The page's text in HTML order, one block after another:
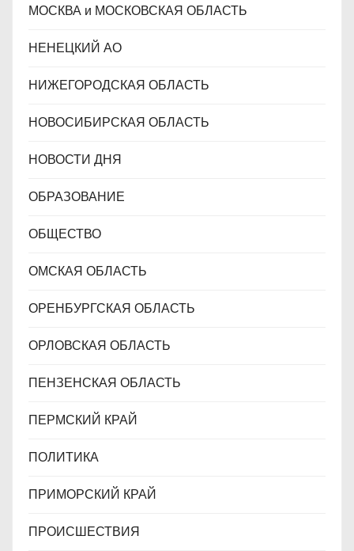
МОСКВА и МОСКОВСКАЯ ОБЛАСТЬ
НЕНЕЦКИЙ АО
НИЖЕГОРОДСКАЯ ОБЛАСТЬ
НОВОСИБИРСКАЯ ОБЛАСТЬ
НОВОСТИ ДНЯ
ОБРАЗОВАНИЕ
ОБЩЕСТВО
ОМСКАЯ ОБЛАСТЬ
ОРЕНБУРГСКАЯ ОБЛАСТЬ
ОРЛОВСКАЯ ОБЛАСТЬ
ПЕНЗЕНСКАЯ ОБЛАСТЬ
ПЕРМСКИЙ КРАЙ
ПОЛИТИКА
ПРИМОРСКИЙ КРАЙ
ПРОИСШЕСТВИЯ